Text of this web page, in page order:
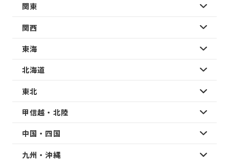
関東
関西
東海
北海道
東北
甲信越・北陸
中国・四国
九州・沖縄